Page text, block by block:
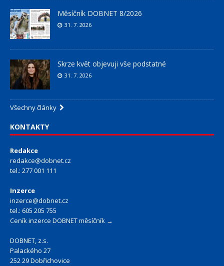
Měsíčník DOBNET 8/2026
31. 7. 2026
Skrze květ objevuji vše podstatné
31. 7. 2026
Všechny články
KONTAKTY
Redakce
redakce@dobnet.cz
tel.: 277 001 111
Inzerce
inzerce@dobnet.cz
tel.: 605 205 755
Ceník inzerce DOBNET měsíčník →
DOBNET, z.s.
Palackého 27
252 29 Dobřichovice